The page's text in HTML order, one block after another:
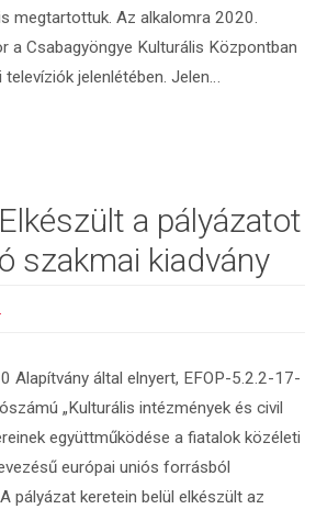
megtartottuk. Az alkalomra 2020.
a Csabagyöngye Kulturális Központban
jelenlétében. Jelen…
a pályázatot
szakmai kiadvány
Alapítvány által elnyert, EFOP-5.2.2-17-
„Kulturális intézmények és civil
együttműködése a fiatalok közéleti
európai uniós forrásból
pályázat keretein belül elkészült az